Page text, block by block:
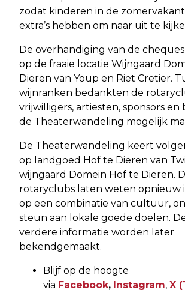
zodat kinderen in de
extra’s hebben om naar uit te
De overhandiging van de
op de fraaie locatie Wijngaard
Dieren van Youp en Riet Cretier.
wijnranken bedankten de
vrijwilligers, artiesten, sponsors en
de Theaterwandeling mogelijk
De Theaterwandeling keert
op landgoed Hof te Dieren van
wijngaard Domein Hof te Dieren.
rotaryclubs laten weten opnieuw
op een combinatie van cultuur,
steun aan lokale goede doelen.
verdere informatie worden later
bekendgemaakt.
Blijf op de hoogte
via Facebook, Instagram, X